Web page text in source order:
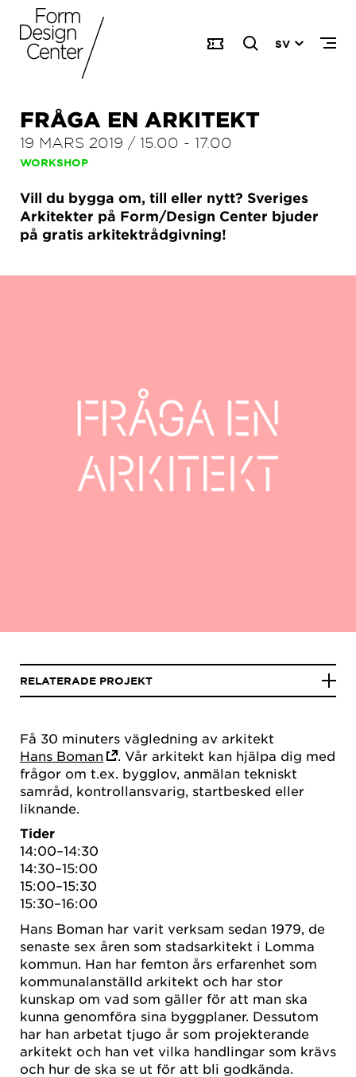
SV
FRÅGA EN ARKITEKT
19 MARS 2019 / 15.00 - 17.00
WORKSHOP
Vill du bygga om, till eller nytt? Sveriges
Arkitekter på Form/Design Center bjuder
på gratis arkitektrådgivning!
Få 30 minuters vägledning av arkitekt
Hans Boman
. Vår arkitekt kan hjälpa dig med
frågor om t.ex. bygglov, anmälan tekniskt
samråd, kontrollansvarig, startbesked eller
liknande.
Tider
14:00–14:30
14:30–15:00
15:00–15:30
15:30–16:00
Hans Boman har varit verksam sedan 1979, de
senaste sex åren som stadsarkitekt i Lomma
kommun. Han har femton års erfarenhet som
kommunalanställd arkitekt och har stor
kunskap om vad som gäller för att man ska
kunna genomföra sina byggplaner. Dessutom
har han arbetat tjugo år som projekterande
arkitekt och han vet vilka handlingar som krävs
och hur de ska se ut för att bli godkända.
RELATERADE PROJEKT